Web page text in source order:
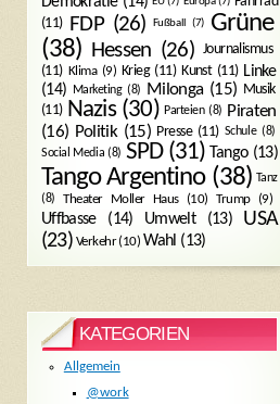
(11)
FDP(26) Fußball (7)
Grüne
(38) Hessen (26) Journalismus
(11) Klima(9) Krieg(11) Kunst(11) Linke
(14) Marketing(8) Milonga(15) Musik
(11) Nazis(30) Parteien(8) Piraten
(16) Politik(15) Presse(11) Schule(8)
Social Media (8) SPD(31) Tango(13)
Tango Argentino(38) Tanz
(8)
Theater Moller Haus(10) Trump(9)
Uffbasse(14) Umwelt(13)
USA
(23) Verkehr(10) Wahl (13)
KATEGORIEN
Allgemein
@work